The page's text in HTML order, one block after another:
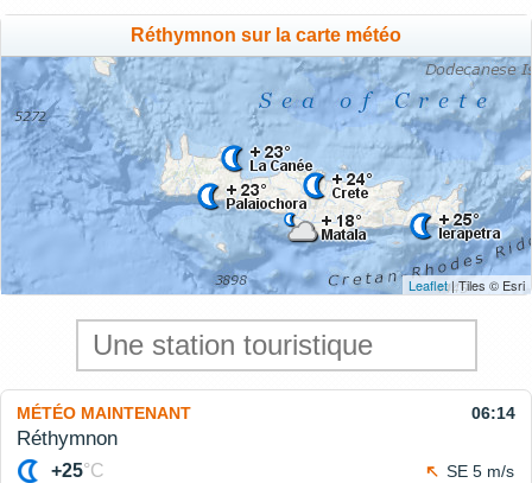
Réthymnon sur la carte météo
Leaflet| Tiles © Esri
MÉTÉO MAINTENANT 06:14
Réthymnon
+25°C
SE 5 m/s